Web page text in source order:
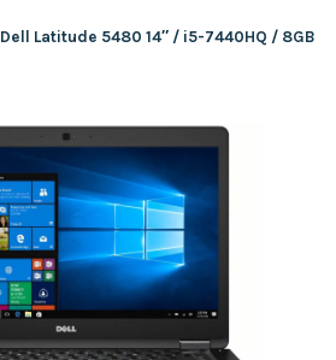
Dell Latitude 5480 14″ / i5-7440HQ / 8GB